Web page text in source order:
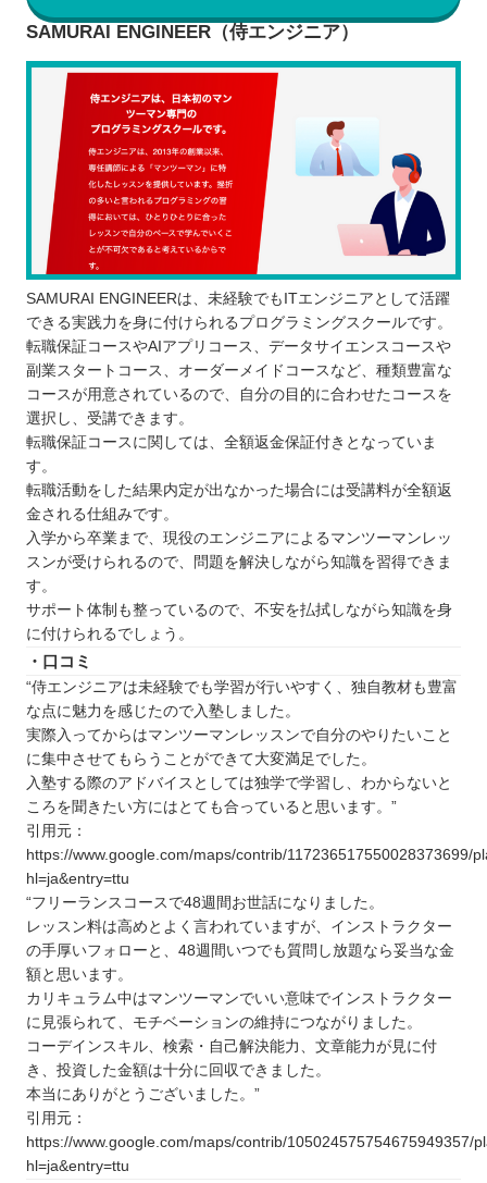
SAMURAI ENGINEER（侍エンジニア）
SAMURAI ENGINEERは、未経験でもITエンジニアとして活躍
できる実践力を身に付けられるプログラミングスクールです。
転職保証コースやAIアプリコース、データサイエンスコースや
副業スタートコース、オーダーメイドコースなど、種類豊富な
コースが用意されているので、自分の目的に合わせたコースを
選択し、受講できます。
転職保証コースに関しては、全額返金保証付きとなっていま
す。
転職活動をした結果内定が出なかった場合には受講料が全額返
金される仕組みです。
入学から卒業まで、現役のエンジニアによるマンツーマンレッ
スンが受けられるので、問題を解決しながら知識を習得できま
す。
サポート体制も整っているので、不安を払拭しながら知識を身
に付けられるでしょう。
・口コミ
“侍エンジニアは未経験でも学習が行いやすく、独自教材も豊富
な点に魅力を感じたので入塾しました。
実際入ってからはマンツーマンレッスンで自分のやりたいこと
に集中させてもらうことができて大変満足でした。
入塾する際のアドバイスとしては独学で学習し、わからないと
ころを聞きたい方にはとても合っていると思います。”
引用元：
https://www.google.com/maps/contrib/
hl=ja&entry=ttu
“フリーランスコースで48週間お世話になりました。
レッスン料は高めとよく言われていますが、インストラクター
の手厚いフォローと、48週間いつでも質問し放題なら妥当な金
額と思います。
カリキュラム中はマンツーマンでいい意味でインストラクター
に見張られて、モチベーションの維持につながりました。
コーデインスキル、検索・自己解決能力、文章能力が見に付
き、投資した金額は十分に回収できました。
本当にありがとうございました。”
引用元：
https://www.google.com/maps/contrib/
hl=ja&entry=ttu